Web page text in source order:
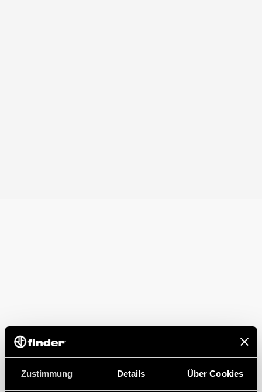
Zustimmung Details Über Cookies